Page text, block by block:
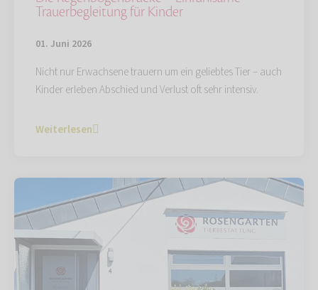
Trauerbegleitung für Kinder
01. Juni 2026
Nicht nur Erwachsene trauern um ein geliebtes Tier – auch
Kinder erleben Abschied und Verlust oft sehr intensiv.
Weiterlesen